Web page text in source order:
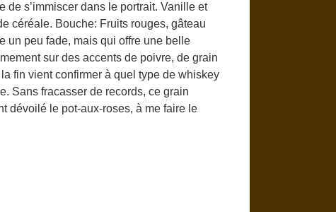
de s’immiscer dans le portrait. Vanille et
céréale. Bouche: Fruits rouges, gâteau
un peu fade, mais qui offre une belle
sur des accents de poivre, de grain
fin vient confirmer à quel type de whiskey
Sans fracasser de records, ce grain
dévoilé le pot-aux-roses, à me faire le